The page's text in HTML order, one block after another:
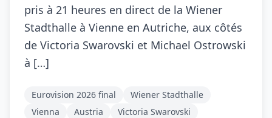
pris à 21 heures en direct de la Wiener
Stadthalle à Vienne en Autriche, aux côtés
de Victoria Swarovski et Michael Ostrowski
à […]
Eurovision 2026 final
Wiener Stadthalle
Vienna
Austria
Victoria Swarovski